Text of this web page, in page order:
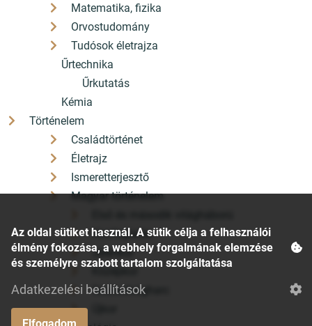
Matematika, fizika
Orvostudomány
Tudósok életrajza
Űrtechnika
Űrkutatás
Kémia
Történelem
Családtörténet
Életrajz
Ismeretterjesztő
Magyar történelem
Honfoglalás
Jelenkor
Középkor
Szabadságharc
Az oldal sütiket használ. A sütik célja a felhasználói
élmény fokozása, a webhely forgalmának elemzése
és személyre szabott tartalom szolgáltatása
Adatkezelési beállítások